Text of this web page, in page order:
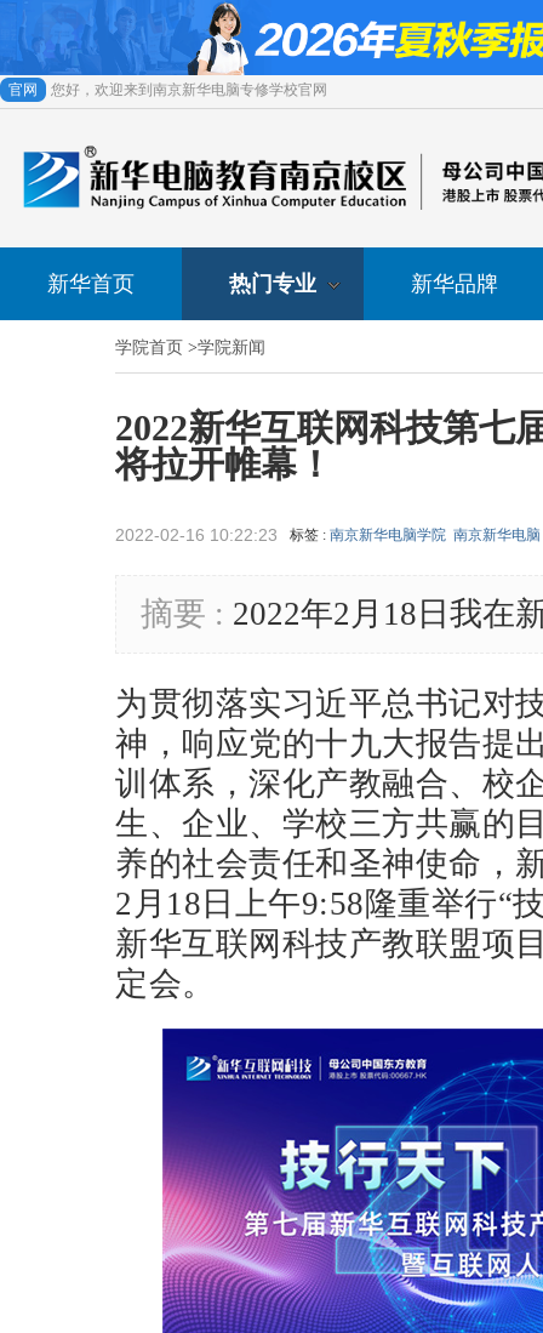
官网 您好，欢迎来到南京新华电脑专修学校官网
新华首页 热门专业 新华品牌
学院首页 >学院新闻
2022新华互联网科技第七
将拉开帷幕！
2022-02-16 10:22:23 标签 : 南京新华电脑学院 南京新华电脑
摘要 : 2022年2月18日我在
为贯彻落实习近平总书记对
神，响应党的十九大报告提
训体系，深化产教融合、校
生、企业、学校三方共赢的
养的社会责任和圣神使命，
2月18日上午9:58隆重举行“
新华互联网科技产教联盟项
定会。